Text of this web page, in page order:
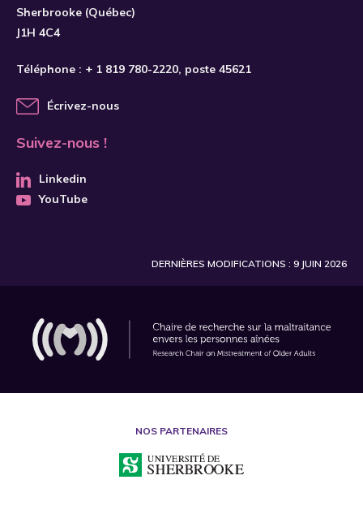
Abrams
Abramson
Abujarad
Abukhalil
Achenbaum
Acierno
Adam
Aday
Adelman
Sherbrooke (Québec)
J1H 4C4
Téléphone : + 1 819 780-2220, poste 45621
Écrivez-nous
Suivez-nous !
Linkedin
YouTube
DERNIÈRES MODIFICATIONS : 9 JUIN 2026
NOS PARTENAIRES